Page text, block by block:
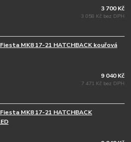
3 700 Kč
3 058 Kč bez DPH
MK8 17-21 HATCHBACK kouřová
9 040 Kč
7 471 Kč bez DPH
MK8 17-21 HATCHBACK